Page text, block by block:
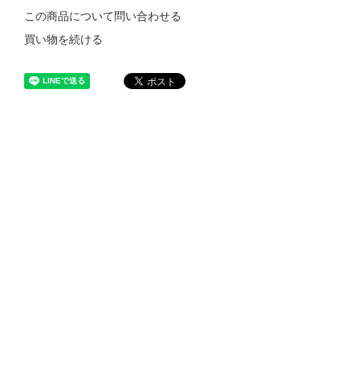
この商品について問い合わせる
買い物を続ける